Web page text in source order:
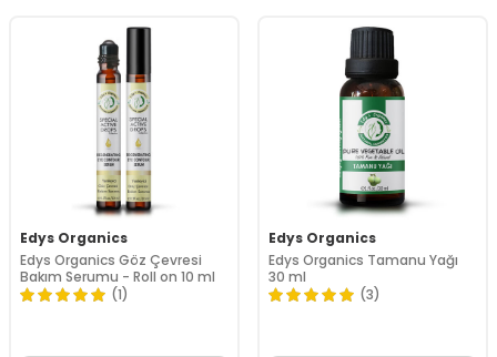
Edys Organics
Edys Organics Göz Çevresi
Bakım Serumu - Roll on 10 ml
(1)
Edys Organics
Edys Organics Tamanu Yağı
30 ml
(3)